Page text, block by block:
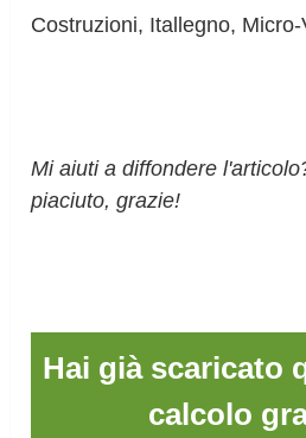
Costruzioni, Itallegno,
Mi aiuti a diffondere
piaciuto, grazie!
Hai già scaricato
calcolo